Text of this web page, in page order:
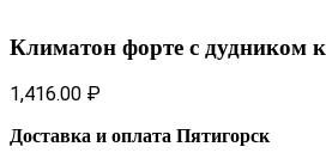
Климатон форте с дудником
1,416.00 ₽
Доставка и оплата Пятигорск